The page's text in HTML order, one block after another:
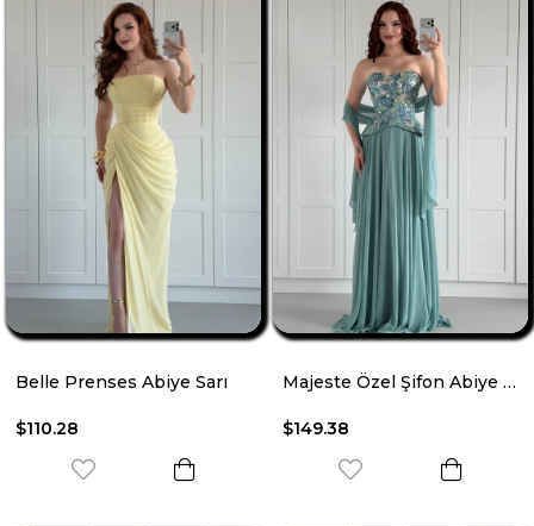
Belle Prenses Abiye Sarı
$110.28
Majeste Özel Şifon Abiye Mint Yeşili
$149.38